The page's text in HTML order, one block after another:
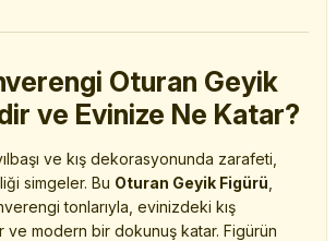
Oturan Geyik
ve Evinize Ne Katar?
ve kış dekorasyonunda zarafeti,
simgeler. Bu Oturan Geyik Figürü
tonlarıyla, evinizdeki kış
ve modern bir dokunuş katar. Figürün